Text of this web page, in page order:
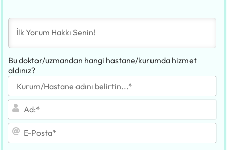
Bu doktor/uzmandan hangi hastane/kurumda hizmet
aldınız?